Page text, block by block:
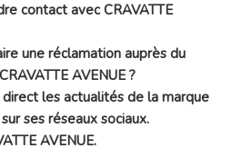
contact avec CRAVATTE
une réclamation auprès du
AVENUE ?
les actualités de la marque
ses réseaux sociaux.
AVENUE.